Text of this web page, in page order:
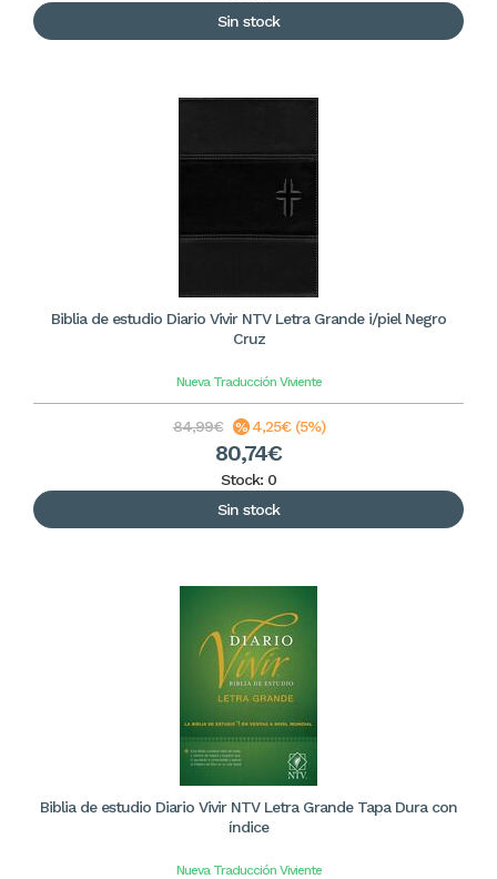
Sin stock
Biblia de estudio Diario Vivir NTV Letra Grande i/piel Negro
Cruz
Nueva Traducción Viviente
84,99€ 4,25€ (5%)
80,74€
Stock: 0
Sin stock
Biblia de estudio Diario Vivir NTV Letra Grande Tapa Dura con
índice
Nueva Traducción Viviente